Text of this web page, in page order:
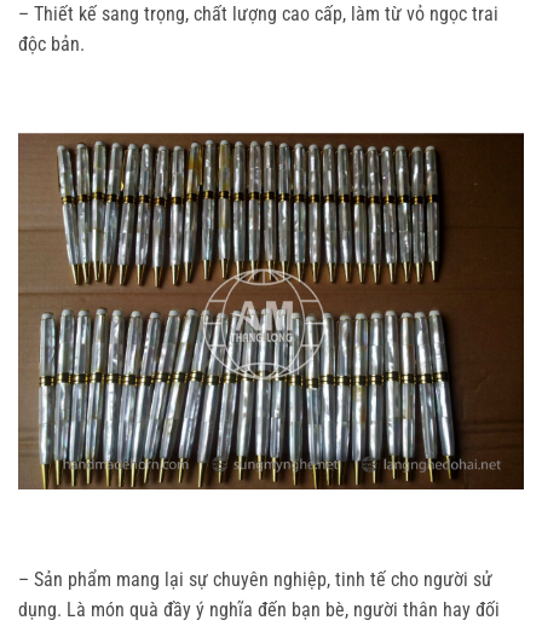
– Thiết kế sang trọng, chất lượng cao cấp, làm từ vỏ ngọc trai
độc bản.
– Sản phẩm mang lại sự chuyên nghiệp, tinh tế cho người sử
dụng. Là món quà đầy ý nghĩa đến bạn bè, người thân hay đối